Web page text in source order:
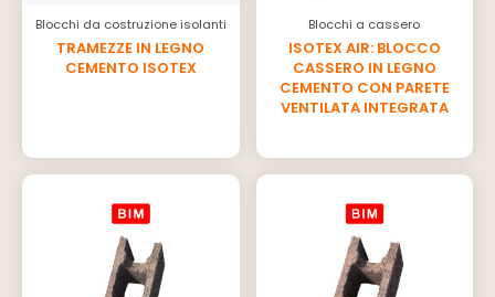
Blocchi da costruzione isolanti
TRAMEZZE IN LEGNO
CEMENTO ISOTEX
Blocchi a cassero
ISOTEX AIR: BLOCCO
CASSERO IN LEGNO
CEMENTO CON PARETE
VENTILATA INTEGRATA